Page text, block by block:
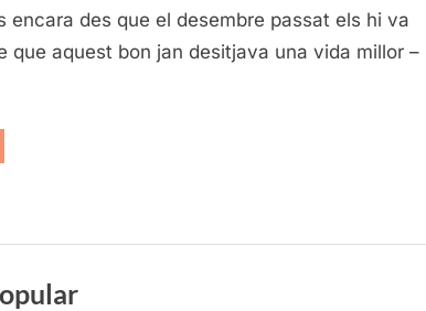
encara des que el desembre passat els hi va
que aquest bon jan desitjava una vida millor –